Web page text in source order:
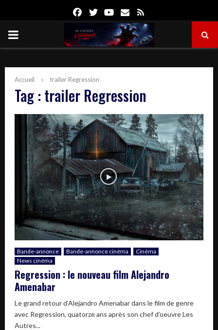
FacebookTwitterYoutube
Email
PRIMARY
Accueil trailer Regression
Tag : trailer Regression
Bande-annonce Bande-annonce cinéma
Cinéma
News cinéma
Regression : le nouveau film Alejandro
Amenabar
Le grand retour d’Alejandro Amenabar dans le film de genre
avec Regression, quatorze ans après son chef d’oeuvre Les
Autres...